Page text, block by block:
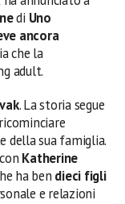
di Uno
ancora
che la
adult.
. La storia segue
della sua famiglia.
Katherine
ha ben dieci figli
e relazioni